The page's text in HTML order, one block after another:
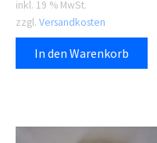
inkl. 19 % MwSt.
zzgl. Versandkosten
In den Warenkorb